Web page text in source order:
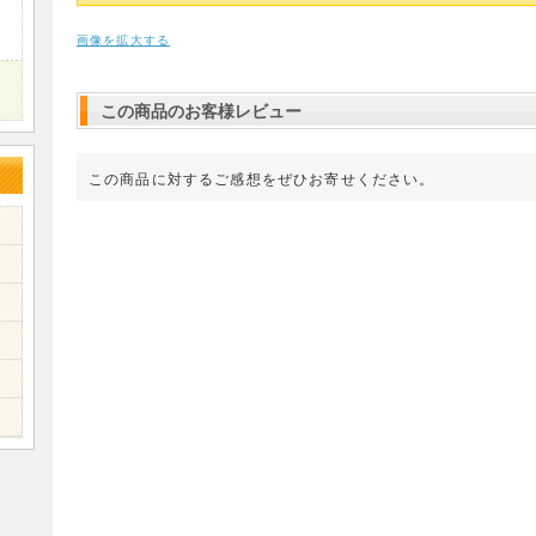
画像を拡大する
この商品のお客様レビュー
この商品に対するご感想をぜひお寄せください。